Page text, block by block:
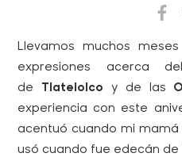
Llevamos muchos
expresiones acerca
de Tlatelolco y de las
experiencia con este
acentuó cuando mi
usó cuando fue edecán de